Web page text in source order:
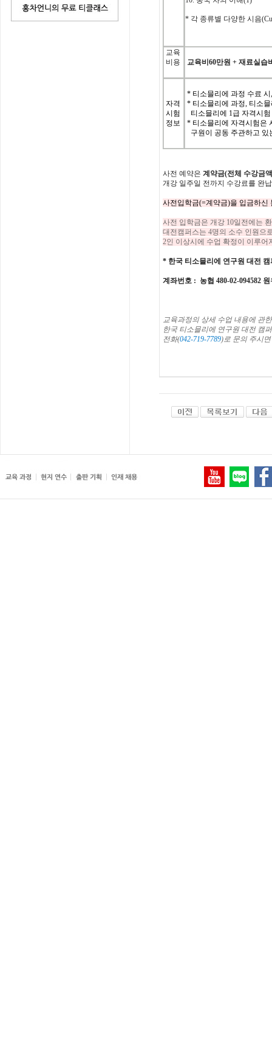
* 각 종류별 다양한 시음
교육
비용
교육비60만원 + 재료실습
자격
시험
정보
* 티소믈리에 과정 수료
* 티소믈리에 과정, 티소
티소믈리에 1급 자격시
* 티소믈리에 자격시험은
구원이 공동 주관하고 있
사전 예약은 계약금(전체 수강금
개강 일주일 전까지 수강료를 완
사전입학금(=계약금)을 입금하신
사전 입학금은 개강 10일전에는
대전캠퍼스는 4명의 소수 인원으
2인 이상시에 수업 확정이 이루
* 한국 티소믈리에 연구원 대전 캠
계좌번호 : 농협 480-02-094582
교육과정의 상세 수업 내용에 관한
한국 티소믈리에 연구원대전 캠
전화(042-719-7789)로 문의 주시면